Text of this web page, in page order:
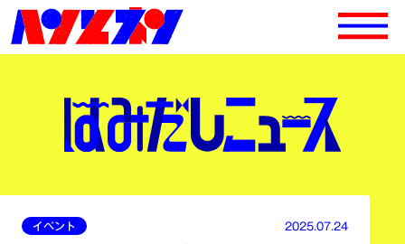
イベント 2025.07.24